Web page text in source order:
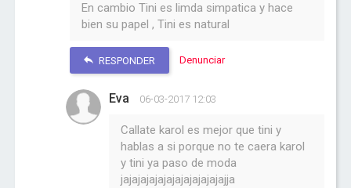
En cambio Tini es limda simpatica y hace
bien su papel , Tini es natural
RESPONDER Denunciar
Eva 06-03-2017 12:03
Callate karol es mejor que tini y
hablas a si porque no te caera karol
y tini ya paso de moda
jajajajajajajajajajajajajja